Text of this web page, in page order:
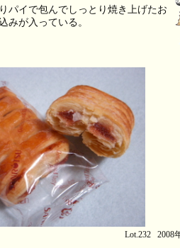
パイで包んでしっとり焼き上げたお
みが入っている。
Lot.232 2008